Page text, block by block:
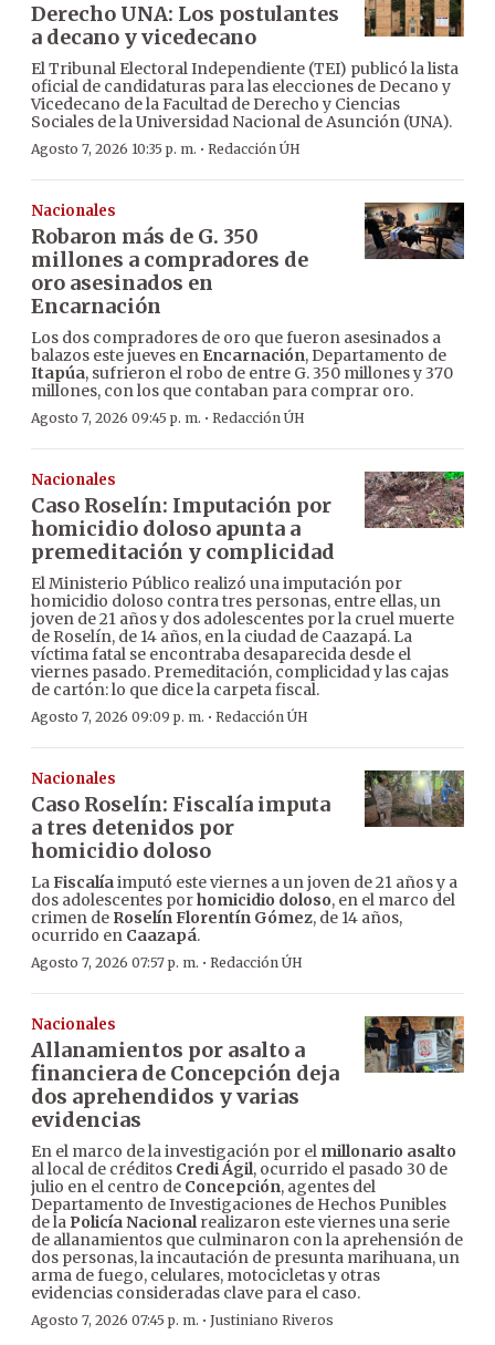
Derecho UNA: Los postulantes
a decano y vicedecano
El Tribunal Electoral Independiente (TEI) publicó la lista
oficial de candidaturas para las elecciones de Decano y
Vicedecano de la Facultad de Derecho y Ciencias
Sociales de la Universidad Nacional de Asunción (UNA).
Agosto 7, 2026 10:35 p. m. · Redacción ÚH
Nacionales
Robaron más de G. 350
millones a compradores de
oro asesinados en
Encarnación
Los dos compradores de oro que fueron asesinados a
balazos este jueves en Encarnación, Departamento de
Itapúa, sufrieron el robo de entre G. 350 millones y 370
millones, con los que contaban para comprar oro.
Agosto 7, 2026 09:45 p. m. · Redacción ÚH
Nacionales
Caso Roselín: Imputación por
homicidio doloso apunta a
premeditación y complicidad
El Ministerio Público realizó una imputación por
homicidio doloso contra tres personas, entre ellas, un
joven de 21 años y dos adolescentes por la cruel muerte
de Roselín, de 14 años, en la ciudad de Caazapá. La
víctima fatal se encontraba desaparecida desde el
viernes pasado. Premeditación, complicidad y las cajas
de cartón: lo que dice la carpeta fiscal.
Agosto 7, 2026 09:09 p. m. · Redacción ÚH
Nacionales
Caso Roselín: Fiscalía imputa
a tres detenidos por
homicidio doloso
LaFiscalíaimputó este viernes a un joven de 21 años y a
dos adolescentes porhomicidio doloso, en el marco del
crimen de Roselín Florentín Gómez, de 14 años,
ocurrido en Caazapá.
Agosto 7, 2026 07:57 p. m. · Redacción ÚH
Nacionales
Allanamientos por asalto a
financiera de Concepción deja
dos aprehendidos y varias
evidencias
En el marco de la investigación por el millonario asalto
al local de créditos Credi Ágil, ocurrido el pasado 30 de
julio en el centro de Concepción, agentes del
Departamento de Investigaciones de Hechos Punibles
de la Policía Nacionalrealizaron este viernes una serie
de allanamientos que culminaron con la aprehensión de
dos personas, la incautación de presunta marihuana, un
arma de fuego, celulares, motocicletas y otras
evidencias consideradas clave para el caso.
Agosto 7, 2026 07:45 p. m. · Justiniano Riveros